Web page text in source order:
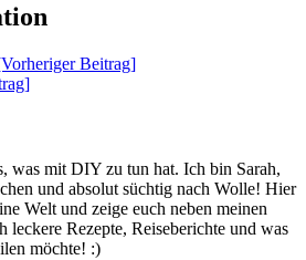
Beitrag]
was mit DIY zu tun hat. Ich bin Sarah,
und absolut süchtig nach Wolle! Hier
Welt und zeige euch neben meinen
leckere Rezepte, Reiseberichte und was
möchte! :)